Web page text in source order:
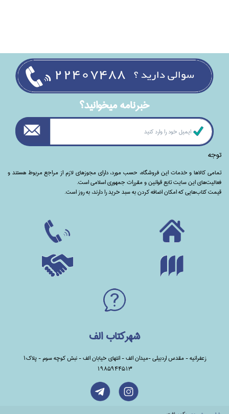
خبرنامه ميخوانيد؟
توجه
تمامی‌ کالاها و خدمات این فروشگاه، حسب مورد،‌ دارای مجوزهای لازم از مراجع مربوط هستند ‌و‌‌
فعالیت‌های این سایت تابع قوانین و مقررات جمهوری اسلامی است.
قیمت کتاب‌هایی که امکان اضافه کردن به سبد خرید را دارند،‌ به روز است.
شهرکتاب الف
زعفرانیه - مقدس اردبیلی -میدان الف - انتهای خیابان الف - نبش کوچه سوم - پلاک1
1985944513